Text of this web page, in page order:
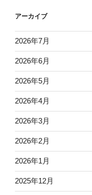
アーカイブ
2026年7月
2026年6月
2026年5月
2026年4月
2026年3月
2026年2月
2026年1月
2025年12月